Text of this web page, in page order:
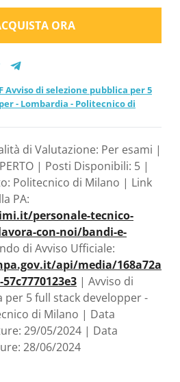
ORA
Avviso di selezione pubblica per 5
- Lombardia - Politecnico di
di Valutazione: Per esami |
| Posti Disponibili: 5 |
Politecnico di Milano | Link
PA:
personale-tecnico-
con-noi/bandi-e-
di Avviso Ufficiale:
api/media/168a72a
| Avviso di
per 5 full stack developper -
di Milano | Data
29/05/2024 | Data
28/06/2024